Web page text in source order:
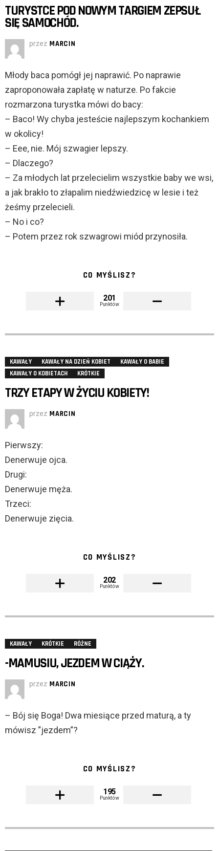
TURYSTCE POD NOWYM TARGIEM ZEPSUŁ
SIĘ SAMOCHÓD.
przez MARCIN
Młody baca pomógł jej naprawić. Po naprawie
zaproponowała zapłatę w naturze. Po fakcie
rozmarzona turystka mówi do bacy:
– Baco! Wy chyba jesteście najlepszym kochankiem
w okolicy!
– Eee, nie. Mój szwagier lepszy.
– Dlaczego?
– Za młodych lat przelecielim wszystkie baby we wsi,
a jak brakło to złapalim niedźwiedzicę w lesie i też
żeśmy przelecieli.
– No i co?
– Potem przez rok szwagrowi miód przynosiła.
CO MYŚLISZ?
201
Punktów
KAWAŁY KAWAŁY NA DZIEŃ KOBIET
KAWAŁY O BABIE
KAWAŁY O KOBIETACH
KRÓTKIE
TRZY ETAPY W ŻYCIU KOBIETY!
przez MARCIN
Pierwszy:
Denerwuje ojca.
Drugi:
Denerwuje męża.
Trzeci:
Denerwuje zięcia.
CO MYŚLISZ?
202
Punktów
KAWAŁY KRÓTKIE RÓŻNE
-MAMUSIU, JEZDEM W CIĄŻY.
przez MARCIN
– Bój się Boga! Dwa miesiące przed maturą, a ty
mówisz ”jezdem”?
CO MYŚLISZ?
195
Punktów